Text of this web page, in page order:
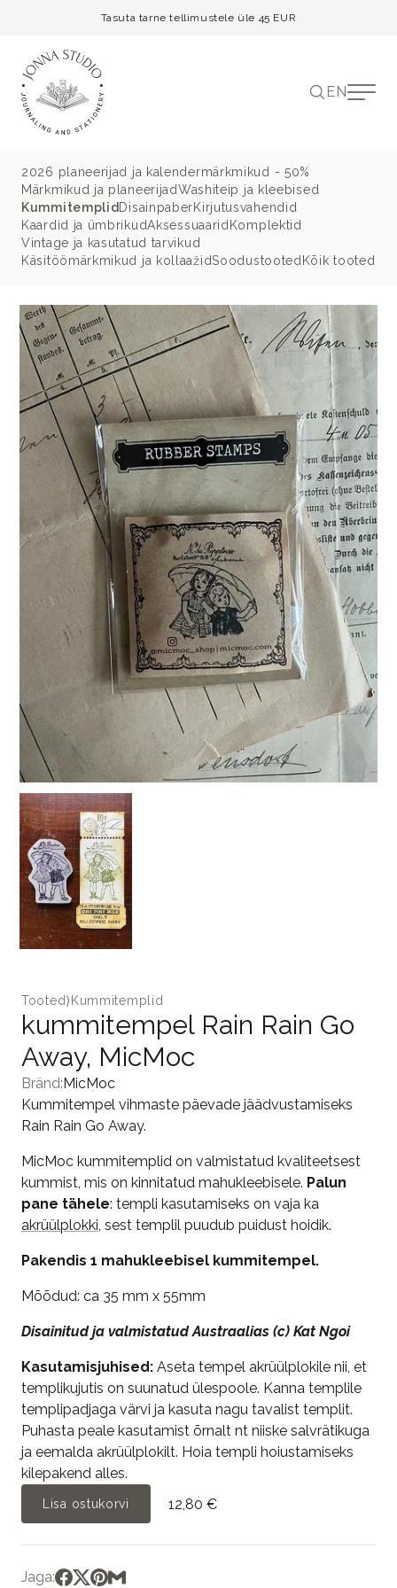
Tasuta tarne tellimustele üle 45 EUR
EN
2026 planeerijad ja kalendermärkmikud - 50%
Märkmikud ja planeerijadWashiteip ja kleebised
Kummitemplid DisainpaberKirjutusvahendid
Kaardid ja ümbrikudAksessuaarid Komplektid
Vintage ja kasutatud tarvikud
Käsitöömärkmikud ja kollaažidSoodustooted Kõik tooted
Tooted⟩ Kummitemplid
kummitempel Rain Rain Go
Away, MicMoc
Bränd:MicMoc
Kummitempel vihmaste päevade jäädvustamiseks
Rain Rain Go Away.
MicMoc kummitemplid on valmistatud kvaliteetsest
kummist, mis on kinnitatud mahukleebisele. Palun
pane tähele: templi kasutamiseks on vaja ka
akrüülplokki, sest templil puudub puidust hoidik.
Pakendis 1 mahukleebisel kummitempel.
Mõõdud: ca 35 mm x 55mm
Disainitud ja valmistatud Austraalias (c) Kat Ngoi
Kasutamisjuhised: Aseta tempel akrüülplokile nii, et
templikujutis on suunatud ülespoole. Kanna templile
templipadjaga värvi ja kasuta nagu tavalist templit.
Puhasta peale kasutamist õrnalt nt niiske salvrätikuga
ja eemalda akrüülplokilt. Hoia templi hoiustamiseks
kilepakend alles.
Lisa ostukorvi 12,80 €
Jaga: